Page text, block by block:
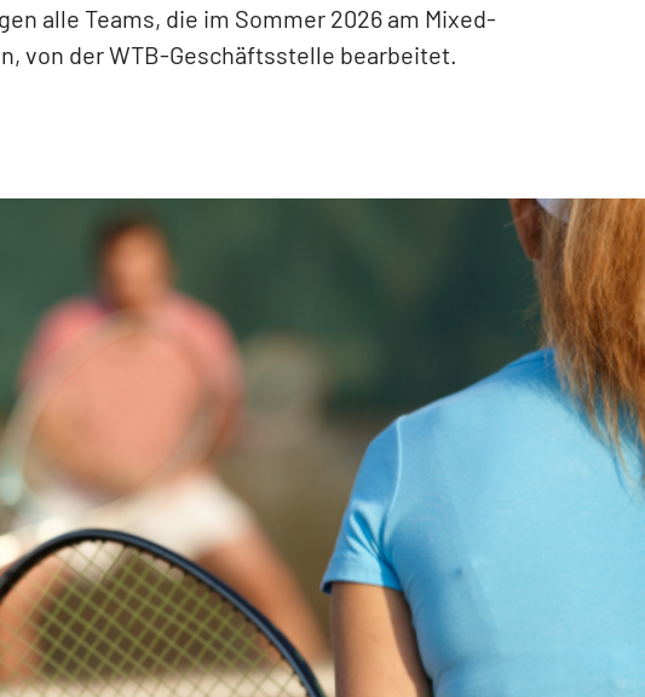
alle Teams, die im Sommer 2026 am Mixed-
von der WTB-Geschäftsstelle bearbeitet.